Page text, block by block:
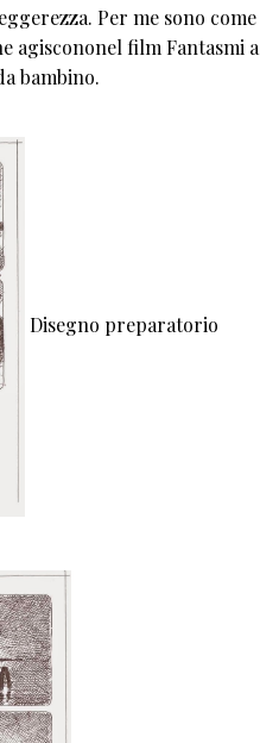
Per me sono come
agiscononel film Fantasmi a
bambino.
Disegno preparatorio